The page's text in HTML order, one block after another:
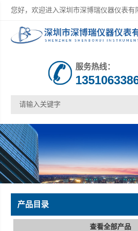
您好，欢迎进入深圳市深博瑞仪器仪表有
服务热线：
产品目录
查看全部产品